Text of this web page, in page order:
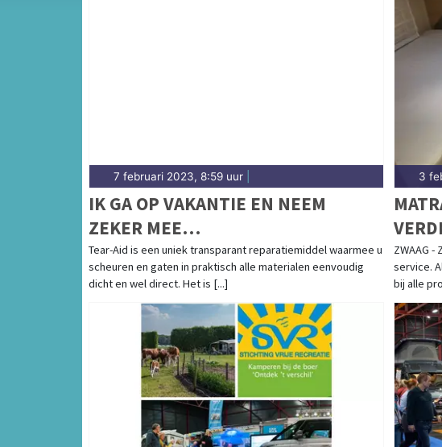
7 februari 2023, 8:59 uur
IK GA OP VAKANTIE EN NEEM
ZEKER MEE…
Tear-Aid is een uniek transparant reparatiemiddel waarmee u
scheuren en gaten in praktisch alle materialen eenvoudig
dicht en wel direct. Het is [...]
3
ZWAAG
service.
bij alle